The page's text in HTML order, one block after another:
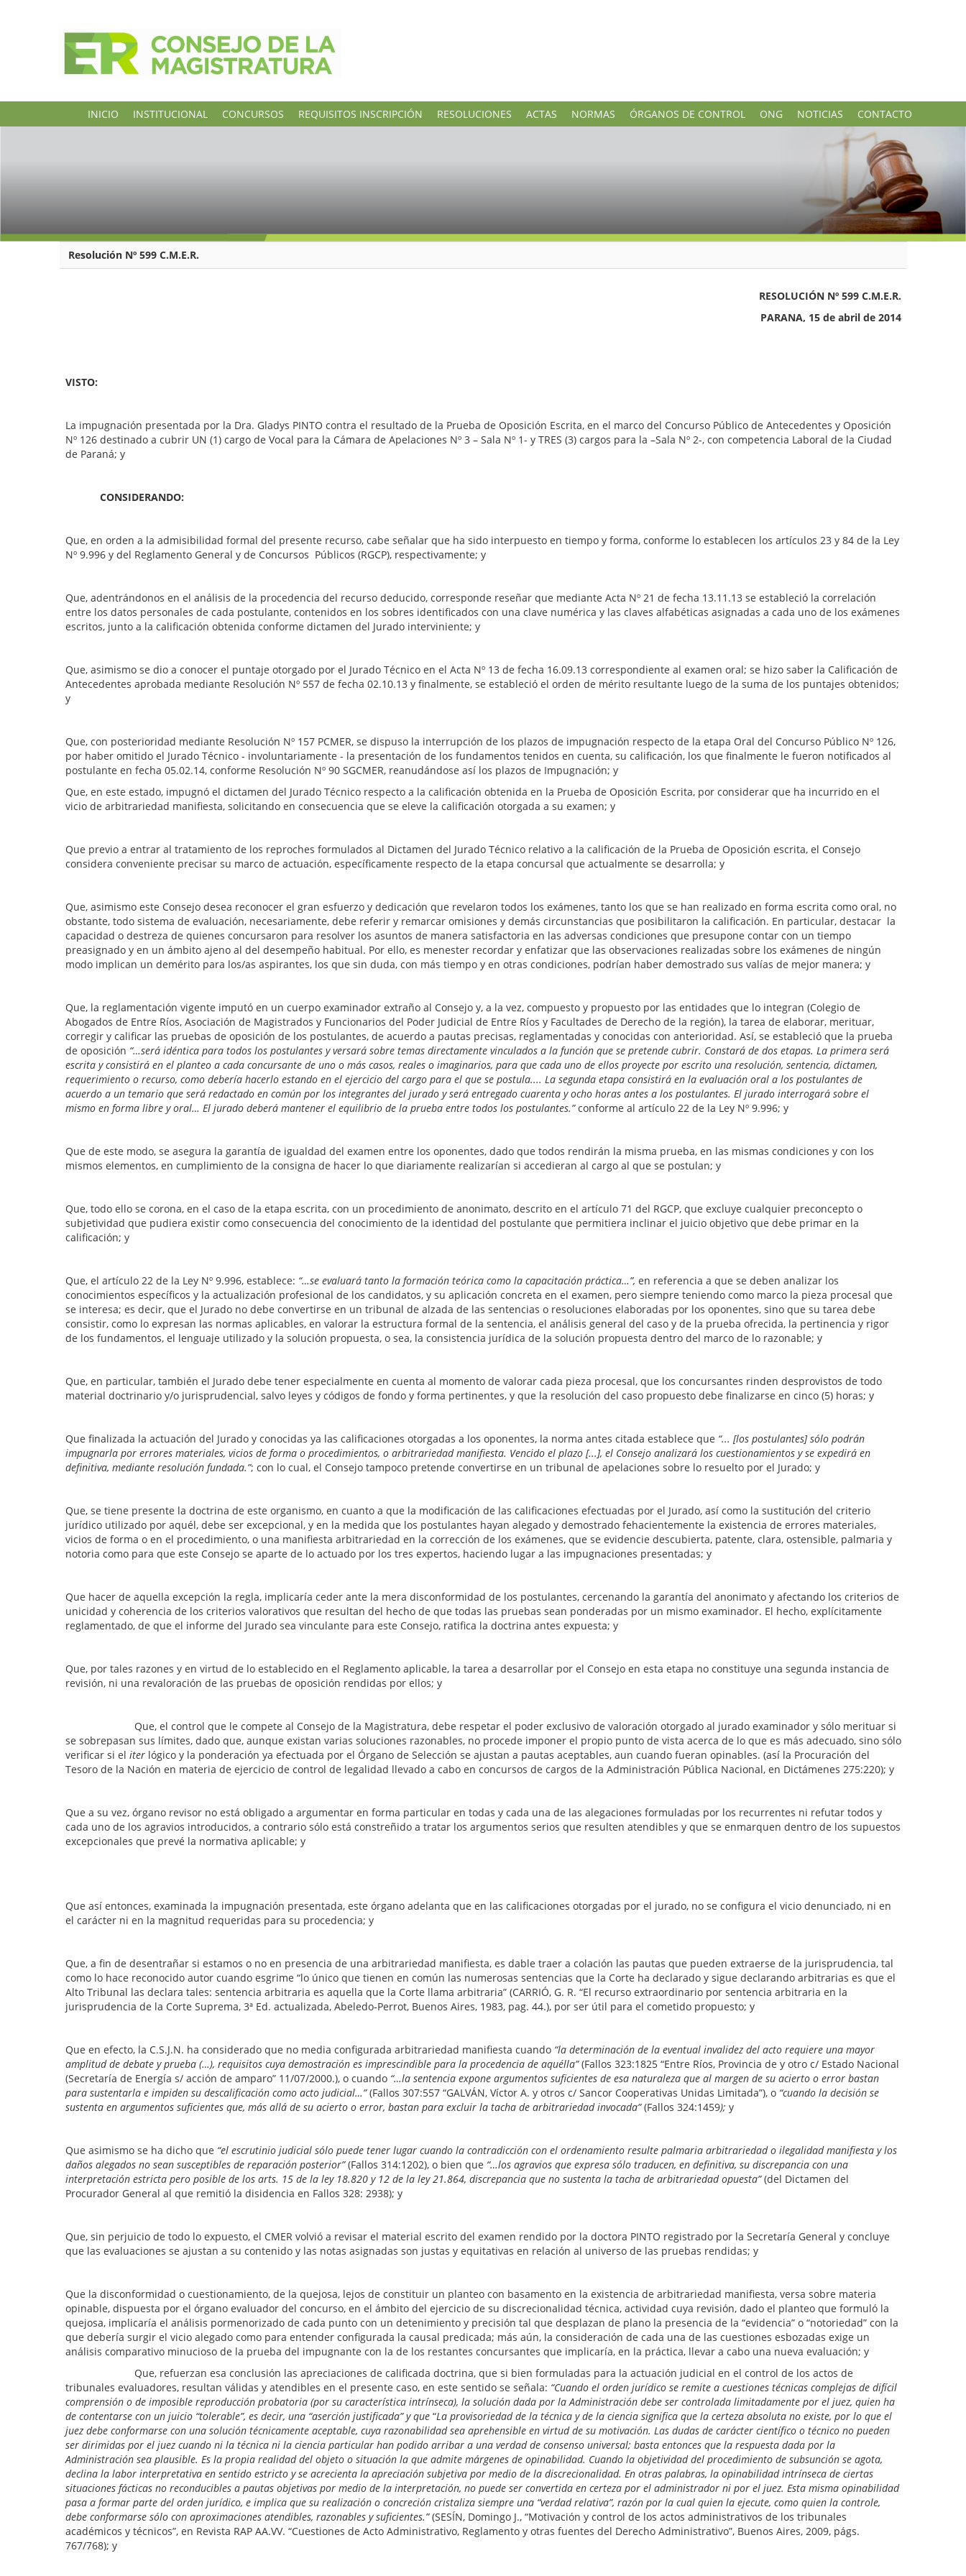
INICIO INSTITUCIONAL CONCURSOS REQUISITOS INSCRIPCIÓN RESOLUCIONES ACTAS NORMAS ÓRGANOS DE CONTROL ONG NOTICIAS CONTACTO
Resolución Nº 599 C.M.E.R.
RESOLUCIÓN Nº 599 C.M.E.R.
PARANA, 15 de abril de 2014
VISTO:
La impugnación presentada por la Dra. Gladys PINTO contra el resultado de la Prueba de Oposición Escrita, en el marco del Concurso Público de Antecedentes y Oposición
Nº 126 destinado a cubrir UN (1) cargo de Vocal para la Cámara de Apelaciones Nº 3 – Sala Nº 1- y TRES (3) cargos para la –Sala Nº 2-, con competencia Laboral de la Ciudad
de Paraná; y
CONSIDERANDO:
Que, en orden a la admisibilidad formal del presente recurso, cabe señalar que ha sido interpuesto en tiempo y forma, conforme lo establecen los artículos 23 y 84 de la Ley
Nº 9.996 y del Reglamento General y de Concursos Públicos (RGCP), respectivamente; y
Que, adentrándonos en el análisis de la procedencia del recurso deducido, corresponde reseñar que mediante Acta Nº 21 de fecha 13.11.13 se estableció la correlación
entre los datos personales de cada postulante, contenidos en los sobres identificados con una clave numérica y las claves alfabéticas asignadas a cada uno de los exámenes
escritos, junto a la calificación obtenida conforme dictamen del Jurado interviniente; y
Que, asimismo se dio a conocer el puntaje otorgado por el Jurado Técnico en el Acta Nº 13 de fecha 16.09.13 correspondiente al examen oral; se hizo saber la Calificación de
Antecedentes aprobada mediante Resolución Nº 557 de fecha 02.10.13 y finalmente, se estableció el orden de mérito resultante luego de la suma de los puntajes obtenidos;
y
Que, con posterioridad mediante Resolución Nº 157 PCMER, se dispuso la interrupción de los plazos de impugnación respecto de la etapa Oral del Concurso Público Nº 126,
por haber omitido el Jurado Técnico - involuntariamente - la presentación de los fundamentos tenidos en cuenta, su calificación, los que finalmente le fueron notificados al
postulante en fecha 05.02.14, conforme Resolución Nº 90 SGCMER, reanudándose así los plazos de Impugnación; y
Que, en este estado, impugnó el dictamen del Jurado Técnico respecto a la calificación obtenida en la Prueba de Oposición Escrita, por considerar que ha incurrido en el
vicio de arbitrariedad manifiesta, solicitando en consecuencia que se eleve la calificación otorgada a su examen; y
Que previo a entrar al tratamiento de los reproches formulados al Dictamen del Jurado Técnico relativo a la calificación de la Prueba de Oposición escrita, el Consejo
considera conveniente precisar su marco de actuación, específicamente respecto de la etapa concursal que actualmente se desarrolla; y
Que, asimismo este Consejo desea reconocer el gran esfuerzo y dedicación que revelaron todos los exámenes, tanto los que se han realizado en forma escrita como oral, no
obstante, todo sistema de evaluación, necesariamente, debe referir y remarcar omisiones y demás circunstancias que posibilitaron la calificación. En particular, destacar la
capacidad o destreza de quienes concursaron para resolver los asuntos de manera satisfactoria en las adversas condiciones que presupone contar con un tiempo
preasignado y en un ámbito ajeno al del desempeño habitual. Por ello, es menester recordar y enfatizar que las observaciones realizadas sobre los exámenes de ningún
modo implican un demérito para los/as aspirantes, los que sin duda, con más tiempo y en otras condiciones, podrían haber demostrado sus valías de mejor manera; y
Que, la reglamentación vigente imputó en un cuerpo examinador extraño al Consejo y, a la vez, compuesto y propuesto por las entidades que lo integran (Colegio de
Abogados de Entre Ríos, Asociación de Magistrados y Funcionarios del Poder Judicial de Entre Ríos y Facultades de Derecho de la región), la tarea de elaborar, merituar,
corregir y calificar las pruebas de oposición de los postulantes, de acuerdo a pautas precisas, reglamentadas y conocidas con anterioridad. Así, se estableció que la prueba
de oposición “…será idéntica para todos los postulantes y versará sobre temas directamente vinculados a la función que se pretende cubrir. Constará de dos etapas. La primera será
escrita y consistirá en el planteo a cada concursante de uno o más casos, reales o imaginarios, para que cada uno de ellos proyecte por escrito una resolución, sentencia, dictamen,
requerimiento o recurso, como debería hacerlo estando en el ejercicio del cargo para el que se postula.... La segunda etapa consistirá en la evaluación oral a los postulantes de
acuerdo a un temario que será redactado en común por los integrantes del jurado y será entregado cuarenta y ocho horas antes a los postulantes. El jurado interrogará sobre el
mismo en forma libre y oral… El jurado deberá mantener el equilibrio de la prueba entre todos los postulantes.”conforme al artículo 22 de la Ley Nº 9.996; y
Que de este modo, se asegura la garantía de igualdad del examen entre los oponentes, dado que todos rendirán la misma prueba, en las mismas condiciones y con los
mismos elementos, en cumplimiento de la consigna de hacer lo que diariamente realizarían si accedieran al cargo al que se postulan; y
Que, todo ello se corona, en el caso de la etapa escrita, con un procedimiento de anonimato, descrito en el artículo 71 del RGCP, que excluye cualquier preconcepto o
subjetividad que pudiera existir como consecuencia del conocimiento de la identidad del postulante que permitiera inclinar el juicio objetivo que debe primar en la
calificación; y
Que, el artículo 22 de la Ley Nº 9.996, establece: “…se evaluará tanto la formación teórica como la capacitación práctica…”, en referencia a que se deben analizar los
conocimientos específicos y la actualización profesional de los candidatos, y su aplicación concreta en el examen, pero siempre teniendo como marco la pieza procesal que
se interesa; es decir, que el Jurado no debe convertirse en un tribunal de alzada de las sentencias o resoluciones elaboradas por los oponentes, sino que su tarea debe
consistir, como lo expresan las normas aplicables, en valorar la estructura formal de la sentencia, el análisis general del caso y de la prueba ofrecida, la pertinencia y rigor
de los fundamentos, el lenguaje utilizado y la solución propuesta, o sea, la consistencia jurídica de la solución propuesta dentro del marco de lo razonable; y
Que, en particular, también el Jurado debe tener especialmente en cuenta al momento de valorar cada pieza procesal, que los concursantes rinden desprovistos de todo
material doctrinario y/o jurisprudencial, salvo leyes y códigos de fondo y forma pertinentes, y que la resolución del caso propuesto debe finalizarse en cinco (5) horas; y
Que finalizada la actuación del Jurado y conocidas ya las calificaciones otorgadas a los oponentes, la norma antes citada establece que “... [los postulantes] sólo podrán
impugnarla por errores materiales, vicios de forma o procedimientos, o arbitrariedad manifiesta. Vencido el plazo [...], el Consejo analizará los cuestionamientos y se expedirá en
definitiva, mediante resolución fundada.”; con lo cual, el Consejo tampoco pretende convertirse en un tribunal de apelaciones sobre lo resuelto por el Jurado; y
Que, se tiene presente la doctrina de este organismo, en cuanto a que la modificación de las calificaciones efectuadas por el Jurado, así como la sustitución del criterio
jurídico utilizado por aquél, debe ser excepcional, y en la medida que los postulantes hayan alegado y demostrado fehacientemente la existencia de errores materiales,
vicios de forma o en el procedimiento, o una manifiesta arbitrariedad en la corrección de los exámenes, que se evidencie descubierta, patente, clara, ostensible, palmaria y
notoria como para que este Consejo se aparte de lo actuado por los tres expertos, haciendo lugar a las impugnaciones presentadas; y
Que hacer de aquella excepción la regla, implicaría ceder ante la mera disconformidad de los postulantes, cercenando la garantía del anonimato y afectando los criterios de
unicidad y coherencia de los criterios valorativos que resultan del hecho de que todas las pruebas sean ponderadas por un mismo examinador. El hecho, explícitamente
reglamentado, de que el informe del Jurado sea vinculante para este Consejo, ratifica la doctrina antes expuesta; y
Que, por tales razones y en virtud de lo establecido en el Reglamento aplicable, la tarea a desarrollar por el Consejo en esta etapa no constituye una segunda instancia de
revisión, ni una revaloración de las pruebas de oposición rendidas por ellos; y
Que, el control que le compete al Consejo de la Magistratura, debe respetar el poder exclusivo de valoración otorgado al jurado examinador y sólo merituar si
se sobrepasan sus límites, dado que, aunque existan varias soluciones razonables, no procede imponer el propio punto de vista acerca de lo que es más adecuado, sino sólo
verificar si el iterlógico y la ponderación ya efectuada por el Órgano de Selección se ajustan a pautas aceptables, aun cuando fueran opinables. (así la Procuración del
Tesoro de la Nación en materia de ejercicio de control de legalidad llevado a cabo en concursos de cargos de la Administración Pública Nacional, en Dictámenes 275:220); y
Que a su vez, órgano revisor no está obligado a argumentar en forma particular en todas y cada una de las alegaciones formuladas por los recurrentes ni refutar todos y
cada uno de los agravios introducidos, a contrario sólo está constreñido a tratar los argumentos serios que resulten atendibles y que se enmarquen dentro de los supuestos
excepcionales que prevé la normativa aplicable; y
Que así entonces, examinada la impugnación presentada, este órgano adelanta que en las calificaciones otorgadas por el jurado, no se configura el vicio denunciado, ni en
el carácter ni en la magnitud requeridas para su procedencia; y
Que, a fin de desentrañar si estamos o no en presencia de una arbitrariedad manifiesta, es dable traer a colación las pautas que pueden extraerse de la jurisprudencia, tal
como lo hace reconocido autor cuando esgrime “lo único que tienen en común las numerosas sentencias que la Corte ha declarado y sigue declarando arbitrarias es que el
Alto Tribunal las declara tales: sentencia arbitraria es aquella que la Corte llama arbitraria” (CARRIÓ, G. R. “El recurso extraordinario por sentencia arbitraria en la
jurisprudencia de la Corte Suprema, 3ª Ed. actualizada, Abeledo-Perrot, Buenos Aires, 1983, pag. 44.), por ser útil para el cometido propuesto; y
Que en efecto, la C.S.J.N. ha considerado que no media configurada arbitrariedad manifiesta cuando “la determinación de la eventual invalidez del acto requiere una mayor
amplitud de debate y prueba (…), requisitos cuya demostración es imprescindible para la procedencia de aquélla”(Fallos 323:1825 “Entre Ríos, Provincia de y otro c/ Estado Nacional
(Secretaría de Energía s/ acción de amparo” 11/07/2000.), o cuando “…la sentencia expone argumentos suficientes de esa naturaleza que ­al margen de su acierto o error­ bastan
para sustentarla e impiden su descalificación como acto judicial…”(Fallos 307:557 “GALVÁN, Víctor A. y otros c/ Sancor Cooperativas Unidas Limitada”), o “cuando la decisión se
sustenta en argumentos suficientes que, más allá de su acierto o error, bastan para excluir la tacha de arbitrariedad invocada”(Fallos 324:1459); y
Que asimismo se ha dicho que “el escrutinio judicial sólo puede tener lugar cuando la contradicción con el ordenamiento resulte palmaria ­arbitrariedad o ilegalidad manifiesta­ y los
daños alegados no sean susceptibles de reparación posterior”(Fallos 314:1202), o bien que “…los agravios que expresa sólo traducen, en definitiva, su discrepancia con una
interpretación estricta pero posible de los arts. 15 de la ley 18.820 y 12 de la ley 21.864, discrepancia que no sustenta la tacha de arbitrariedad opuesta”(del Dictamen del
Procurador General al que remitió la disidencia en Fallos 328: 2938); y
Que, sin perjuicio de todo lo expuesto, el CMER volvió a revisar el material escrito del examen rendido por la doctora PINTO registrado por la Secretaría General y concluye
que las evaluaciones se ajustan a su contenido y las notas asignadas son justas y equitativas en relación al universo de las pruebas rendidas; y
Que la disconformidad o cuestionamiento, de la quejosa, lejos de constituir un planteo con basamento en la existencia de arbitrariedad manifiesta, versa sobre materia
opinable, dispuesta por el órgano evaluador del concurso, en el ámbito del ejercicio de su discrecionalidad técnica, actividad cuya revisión, dado el planteo que formuló la
quejosa, implicaría el análisis pormenorizado de cada punto con un detenimiento y precisión tal que desplazan de plano la presencia de la “evidencia” o “notoriedad” con la
que debería surgir el vicio alegado como para entender configurada la causal predicada; más aún, la consideración de cada una de las cuestiones esbozadas exige un
análisis comparativo minucioso de la prueba del impugnante con la de los restantes concursantes que implicaría, en la práctica, llevar a cabo una nueva evaluación; y
Que, refuerzan esa conclusión las apreciaciones de calificada doctrina, que si bien formuladas para la actuación judicial en el control de los actos de
tribunales evaluadores, resultan válidas y atendibles en el presente caso, en este sentido se señala: “Cuando el orden jurídico se remite a cuestiones técnicas complejas de difícil
comprensión o de imposible reproducción probatoria (por su característica intrínseca), la solución dada por la Administración debe ser controlada limitadamente por el juez, quien ha
de contentarse con un juicio “tolerable”, es decir, una “aserción justificada” y que“La provisoriedad de la técnica y de la ciencia significa que la certeza absoluta no existe, por lo que el
juez debe conformarse con una solución técnicamente aceptable, cuya razonabilidad sea aprehensible en virtud de su motivación. Las dudas de carácter científico o técnico no pueden
ser dirimidas por el juez cuando ni la técnica ni la ciencia particular han podido arribar a una verdad de consenso universal; basta entonces que la respuesta dada por la
Administración sea plausible. Es la propia realidad del objeto o situación la que admite márgenes de opinabilidad. Cuando la objetividad del procedimiento de subsunción se agota,
declina la labor interpretativa en sentido estricto y se acrecienta la apreciación subjetiva por medio de la discrecionalidad. En otras palabras, la opinabilidad intrínseca de ciertas
situaciones fácticas no reconducibles a pautas objetivas por medio de la interpretación, no puede ser convertida en certeza por el administrador ni por el juez. Esta misma opinabilidad
pasa a formar parte del orden jurídico, e implica que su realización o concreción cristaliza siempre una “verdad relativa”, razón por la cual quien la ejecute, como quien la controle,
debe conformarse sólo con aproximaciones atendibles, razonables y suficientes.”(SESÍN, Domingo J., “Motivación y control de los actos administrativos de los tribunales
académicos y técnicos”, en Revista RAP AA.VV. “Cuestiones de Acto Administrativo, Reglamento y otras fuentes del Derecho Administrativo”, Buenos Aires, 2009, págs.
767/768); y